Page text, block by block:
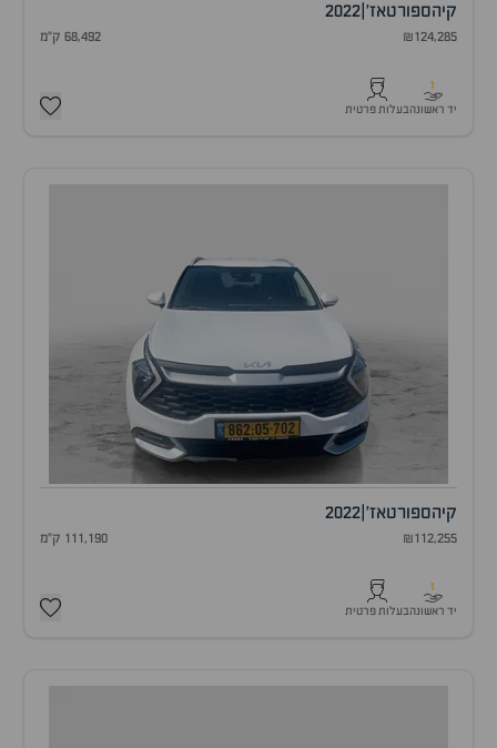
קיהספורטאז' 2022
₪124,285 68,492 ק"מ
1
יד ראשונהבעלות פרטית
קיהספורטאז' 2022
₪112,255 111,190 ק"מ
1
יד ראשונהבעלות פרטית